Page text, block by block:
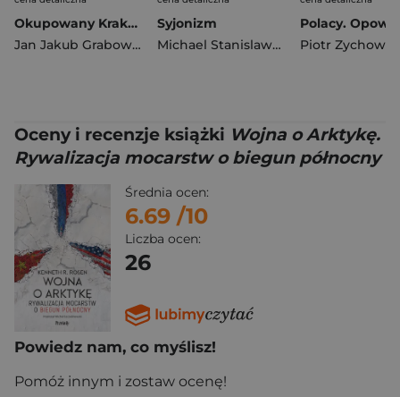
Okupowany Kraków. Przewodnik po stolicy Generalnego Gubernatorstwa
Jan Jakub Grabowski
Syjonizm
Michael Stanislawski
Piotr
Oceny i recenzje książki Wojna o Arktykę.
Rywalizacja mocarstw o biegun północny
Średnia ocen:
6.69 /10
Liczba ocen:
26
Powiedz nam, co myślisz!
Pomóż innym i zostaw ocenę!